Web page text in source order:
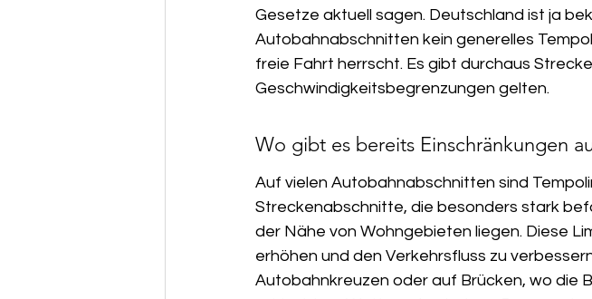
Gesetze aktuell sagen. Deutschland ist ja
Autobahnabschnitten kein generelles
freie Fahrt herrscht. Es gibt durchaus
Geschwindigkeitsbegrenzungen gelten.
Wo gibt es bereits Einschränkungen
Auf vielen Autobahnabschnitten sind
Streckenabschnitte, die besonders stark
der Nähe von Wohngebieten liegen. Diese
erhöhen und den Verkehrsfluss zu
Autobahnkreuzen oder auf Brücken, wo die